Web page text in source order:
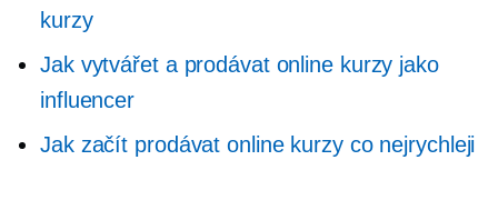
kurzy
Jak vytvářet a prodávat online kurzy jako
influencer
Jak začít prodávat online kurzy co nejrychleji